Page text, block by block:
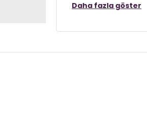
Taban Bilgisi :Kauçuk
3DK115220538S1.07
Daha fazla göster